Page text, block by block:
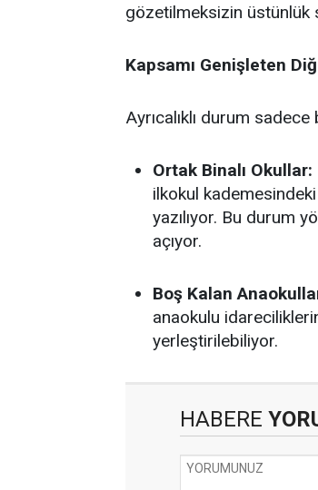
gözetilmeksizin üstünlük
Kapsamı Genişleten
Ayrıcalıklı durum sadece
Ortak Binalı Okullar:
ilkokul
yazılıyor. Bu durum
açıyor.
Boş Kalan
anaokulu
yerleştirilebiliyor.
HABERE